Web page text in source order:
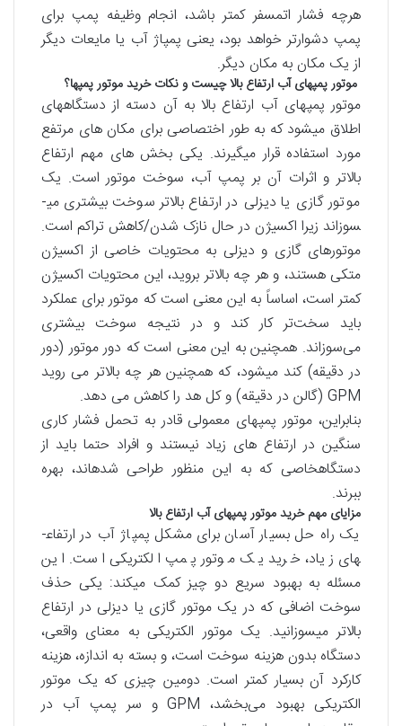
هرچه فشار اتمسفر کمتر باشد، انجام وظیفه پمپ برای
پمپ دشوارتر خواهد بود، یعنی پمپاژ آب یا مایعات دیگر
از یک مکان به مکان دیگر.
موتور پمپ­های آب ارتفاع بالا چیست و نکات خرید موتور پمپ­ها؟
موتور پمپ­های آب ارتفاع بالا به آن دسته از دستگاه­های
اطلاق می­شود که به طور اختصاصی برای مکان ­های مرتفع
مورد استفاده قرار می­گیرند. یکی بخش های مهم ارتفاع
بالاتر و اثرات آن بر پمپ آب، سوخت موتور است. یک
موتور گازی یا دیزلی در ارتفاع بالاتر سوخت بیشتری می­
سوزاند زیرا اکسیژن در حال نازک شدن/کاهش تراکم است.
موتورهای گازی و دیزلی به محتویات خاصی از اکسیژن
متکی هستند، و هر چه بالاتر بروید، این محتویات اکسیژن
کمتر است، اساساً به این معنی است که موتور برای عملکرد
باید سخت‌تر کار کند و در نتیجه سوخت بیشتری
می‌سوزاند. همچنین به این معنی است که دور موتور (دور
در دقیقه) کند می­شود، که همچنین هر چه بالاتر می روید
GPM (گالن در دقیقه) و کل هد را کاهش می دهد.
بنابراین، موتور پمپ­های معمولی قادر به تحمل فشار کاری
سنگین در ارتفاع های زیاد نیستند و افراد حتما باید از
دستگاه­خاصی که به این منظور طراحی شده­اند، بهره
ببرند.
مزایای مهم خرید موتور پمپ­های آب ارتفاع بالا
یک راه حل بسیار آسان برای مشکل پمپاژ آب در ارتفاع­
های زیاد، خرید یک موتور پمپ الکتریکی است. این
مسئله به بهبود سریع دو چیز کمک می­کند: یکی حذف
سوخت اضافی که در یک موتور گازی یا دیزلی در ارتفاع
بالاتر می­سوزانید. یک موتور الکتریکی به معنای واقعی،
دستگاه بدون هزینه سوخت است، و بسته به اندازه، هزینه
کارکرد آن بسیار کمتر است. دومین چیزی که یک موتور
الکتریکی بهبود می‌بخشد، GPM و سر پمپ آب در